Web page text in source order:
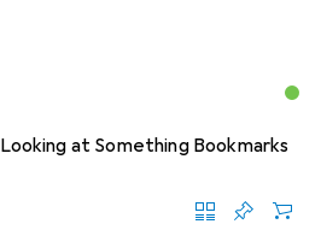
at Something Bookmarks